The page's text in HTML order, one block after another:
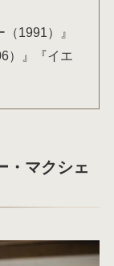
1991）』
）』『イエ
・マクシェ